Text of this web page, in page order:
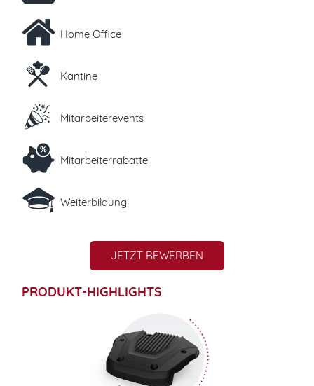
Home Office
Kantine
Mitarbeiterevents
Mitarbeiterrabatte
Weiterbildung
JETZT BEWERBEN
PRODUKT-HIGHLIGHTS